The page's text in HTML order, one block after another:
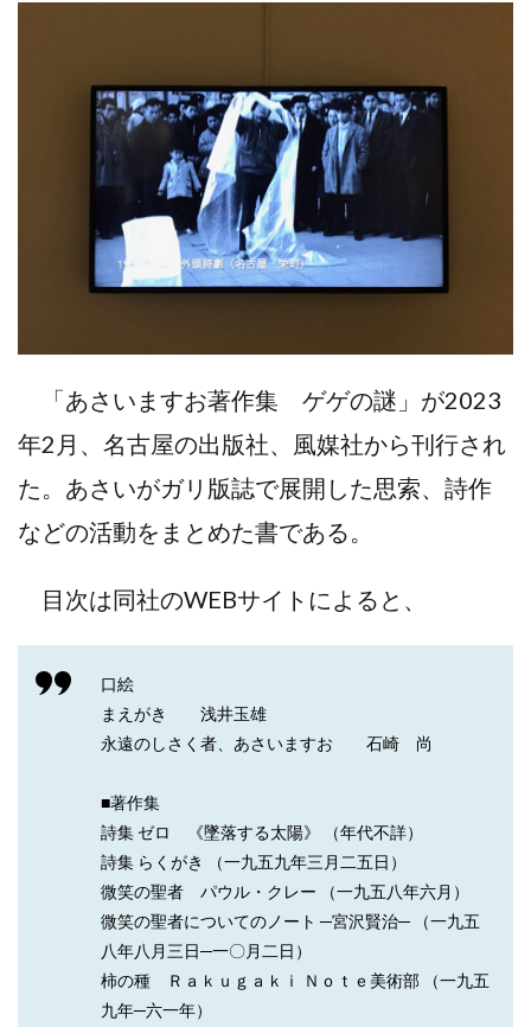
「あさいますお著作集 ゲゲの謎」が2023
年2月、名古屋の出版社、風媒社から刊行され
た。あさいがガリ版誌で展開した思索、詩作
などの活動をまとめた書である。
目次は同社のWEBサイトによると、
口絵
まえがき 浅井玉雄
永遠のしさく者、あさいますお 石崎 尚
■著作集
詩集 ゼロ 《墜落する太陽》 （年代不詳）
詩集 らくがき （一九五九年三月二五日）
微笑の聖者 パウル・クレー （一九五八年六月）
微笑の聖者についてのノート ─宮沢賢治─ （一九五
八年八月三日─一〇月二日）
柿の種 Ｒａｋｕｇａｋｉ Ｎｏｔｅ美術部 （一九五
九年─六一年）